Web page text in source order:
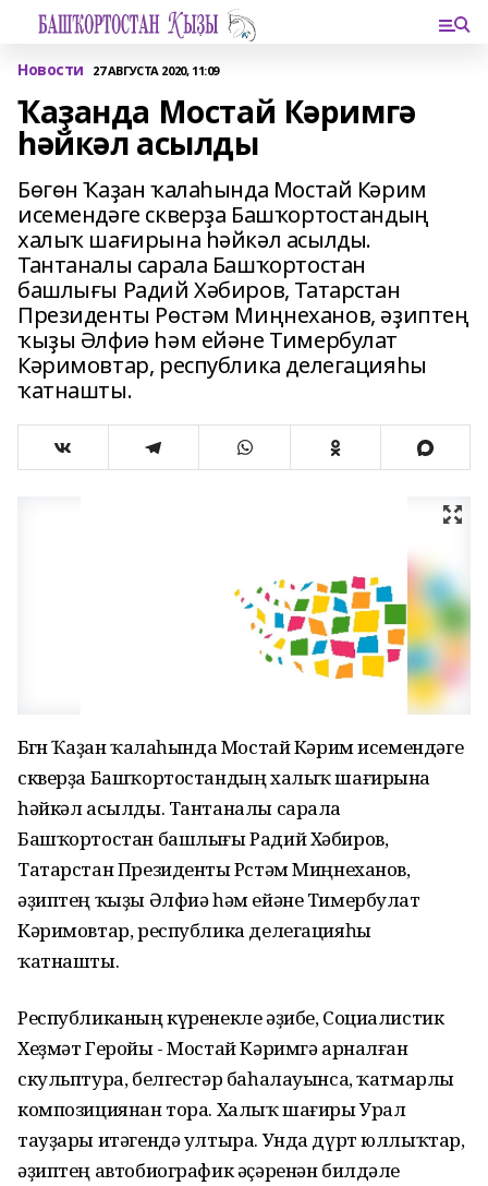
Новости 27 АВГУСТА 2020, 11:09
Ҡаҙанда Мостай Кәримгә
һәйкәл асылды
Бөгөн Ҡаҙан ҡалаһында Мостай Кәрим
исемендәге скверҙа Башҡортостандың
халыҡ шағирына һәйкәл асылды.
Тантаналы сарала Башҡортостан
башлығы Радий Хәбиров, Татарстан
Президенты Рөстәм Миңнеханов, әҙиптең
ҡыҙы Әлфиә һәм ейәне Тимербулат
Кәримовтар, республика делегацияһы
ҡатнашты.
Бөгөн Ҡаҙан ҡалаһында Мостай Кәрим исемендәге
скверҙа Башҡортостандың халыҡ шағирына
һәйкәл асылды. Тантаналы сарала
Башҡортостан башлығы Радий Хәбиров,
Татарстан Президенты Рөстәм Миңнеханов,
әҙиптең ҡыҙы Әлфиә һәм ейәне Тимербулат
Кәримовтар, республика делегацияһы
ҡатнашты.
Республиканың күренекле әҙибе, Социалистик
Хеҙмәт Геройы - Мостай Кәримгә арналған
скульптура, белгестәр баһалауынса, ҡатмарлы
композициянан тора. Халыҡ шағиры Урал
тауҙары итәгендә ултыра. Унда дүрт юллыҡтар,
әҙиптең автобиографик әҫәренән билдәле